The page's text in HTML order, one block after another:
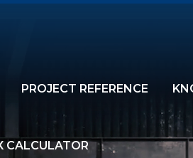
PROJECT REFERENCE
CALCULATOR